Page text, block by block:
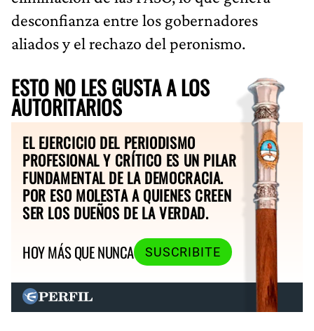
desconfianza entre los gobernadores
aliados y el rechazo del peronismo.
ESTO NO LES GUSTA A LOS
AUTORITARIOS
EL EJERCICIO DEL PERIODISMO
PROFESIONAL Y CRÍTICO ES UN PILAR
FUNDAMENTAL DE LA DEMOCRACIA.
POR ESO MOLESTA A QUIENES CREEN
SER LOS DUEÑOS DE LA VERDAD.
HOY MÁS QUE NUNCA
SUSCRIBITE